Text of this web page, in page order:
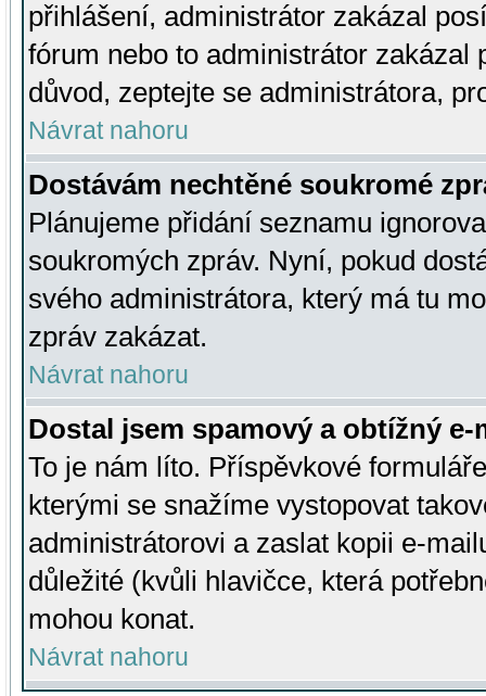
přihlášení, administrátor zakázal
fórum nebo to administrátor zakázal
důvod, zeptejte se administrátora,
Návrat nahoru
Dostávám nechtěné soukromé
Plánujeme přidání seznamu
soukromých zpráv. Nyní, pokud
svého administrátora, který má tu
zpráv zakázat.
Návrat nahoru
Dostal jsem spamový a obtížný
To je nám líto. Příspěvkové
kterými se snažíme vystopovat
administrátorovi a zaslat kopii e-
důležité (kvůli hlavičce, která
mohou konat.
Návrat nahoru